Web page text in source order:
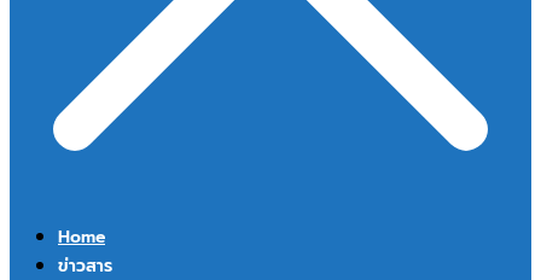
Home
ข่าวสาร